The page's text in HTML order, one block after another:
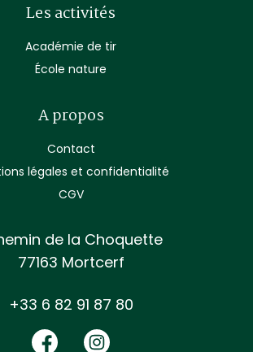
Les activités
Académie de tir
École nature
A propos
Contact
légales et confidentialité
CGV
de la Choquette
77163 Mortcerf
+33 6 82 91 87 80